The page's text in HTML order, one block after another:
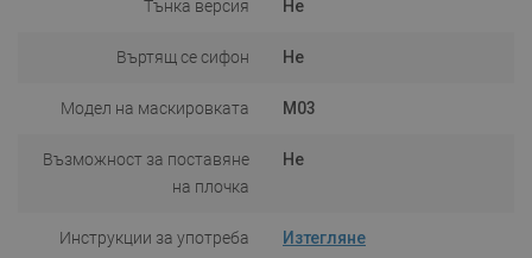
Тънка версия Не
Въртящ се сифон Не
Модел на маскировката M03
Възможност за поставяне
на плочка
Не
Инструкции за употреба Изтегляне